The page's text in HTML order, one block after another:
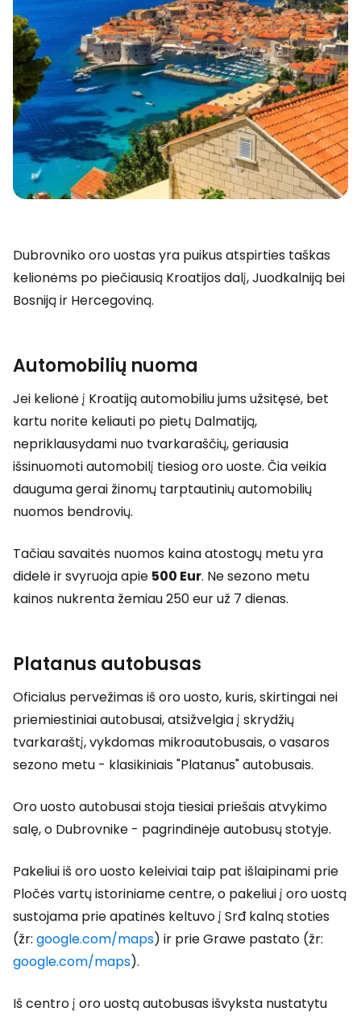
Dubrovniko oro uostas yra puikus atspirties taškas
kelionėms po piečiausią Kroatijos dalį, Juodkalniją bei
Bosniją ir Hercegoviną.
Automobilių nuoma
Jei kelionė į Kroatiją automobiliu jums užsitęsė, bet
kartu norite keliauti po pietų Dalmatiją,
nepriklausydami nuo tvarkaraščių, geriausia
išsinuomoti automobilį tiesiog oro uoste. Čia veikia
dauguma gerai žinomų tarptautinių automobilių
nuomos bendrovių.
Tačiau savaitės nuomos kaina atostogų metu yra
didelė ir svyruoja apie 500 Eur. Ne sezono metu
kainos nukrenta žemiau 250 eur už 7 dienas.
Platanus autobusas
Oficialus pervežimas iš oro uosto, kuris, skirtingai nei
priemiestiniai autobusai, atsižvelgia į skrydžių
tvarkaraštį, vykdomas mikroautobusais, o vasaros
sezono metu - klasikiniais "Platanus" autobusais.
Oro uosto autobusai stoja tiesiai priešais atvykimo
salę, o Dubrovnike - pagrindinėje autobusų stotyje.
Pakeliui iš oro uosto keleiviai taip pat išlaipinami prie
Pločės vartų istoriniame centre, o pakeliui į oro uostą
sustojama prie apatinės keltuvo į Srđ kalną stoties
(žr: google.com/maps) ir prie Grawe pastato (žr:
google.com/maps).
Iš centro į oro uostą autobusas išvyksta nustatytu